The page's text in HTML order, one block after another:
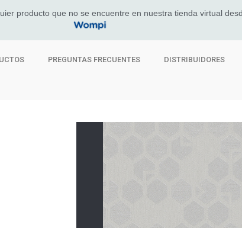
producto que no se encuentre en nuestra tienda virtual
PREGUNTAS FRECUENTES DISTRIBUIDORES